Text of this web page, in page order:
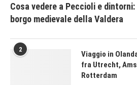
Cosa vedere a Peccioli e
borgo medievale della Valdera
2
Viaggio in
fra Utrecht,
Rotterdam